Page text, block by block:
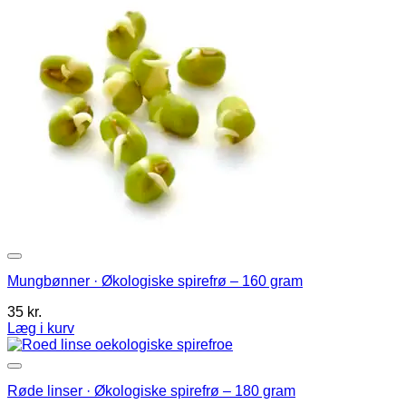
Mungbønner · Økologiske spirefrø – 160 gram
35 kr.
Læg i kurv
Røde linser · Økologiske spirefrø – 180 gram